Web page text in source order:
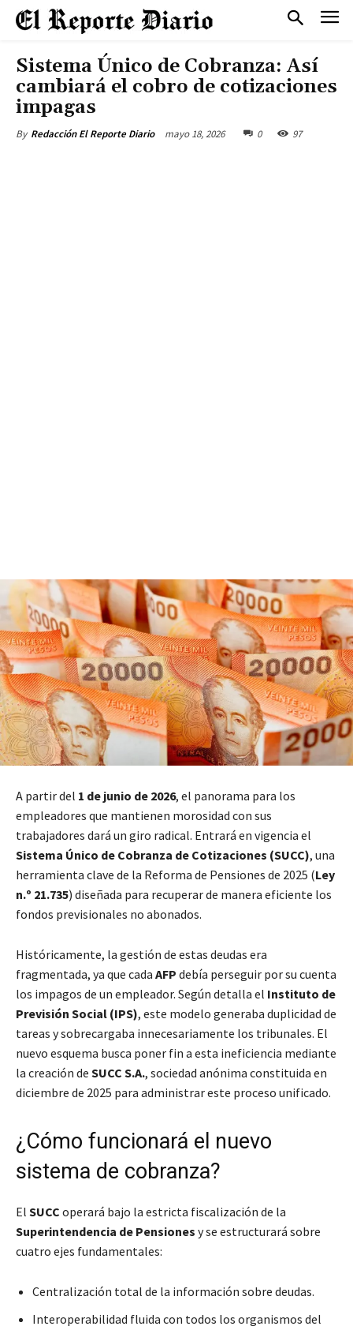
Sistema Único de Cobranza: Así
cambiará el cobro de cotizaciones
impagas
By Redacción El Reporte Diario mayo 18, 2026 0 97
A partir del 1 de junio de 2026, el panorama para los
empleadores que mantienen morosidad con sus
trabajadores dará un giro radical. Entrará en vigencia el
Sistema Único de Cobranza de Cotizaciones (SUCC), una
herramienta clave de la Reforma de Pensiones de 2025 (Ley
n.º 21.735) diseñada para recuperar de manera eficiente los
fondos previsionales no abonados.
Históricamente, la gestión de estas deudas era
fragmentada, ya que cada AFP debía perseguir por su cuenta
los impagos de un empleador. Según detalla el Instituto de
Previsión Social (IPS), este modelo generaba duplicidad de
tareas y sobrecargaba innecesariamente los tribunales. El
nuevo esquema busca poner fin a esta ineficiencia mediante
la creación de SUCC S.A., sociedad anónima constituida en
diciembre de 2025 para administrar este proceso unificado.
¿Cómo funcionará el nuevo
sistema de cobranza?
El SUCC operará bajo la estricta fiscalización de la
Superintendencia de Pensiones y se estructurará sobre
cuatro ejes fundamentales:
Centralización total de la información sobre deudas.
Interoperabilidad fluida con todos los organismos del